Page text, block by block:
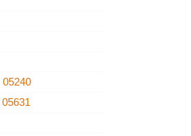
05240
05631